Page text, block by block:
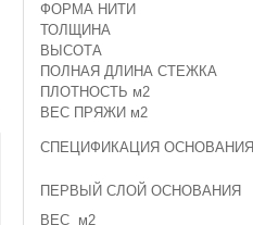
ФОРМА НИТИ
ТОЛЩИНА
ВЫСОТА
ПОЛНАЯ ДЛИНА СТЕЖКА
ПЛОТНОСТЬ м2
ВЕС ПРЯЖИ м2
СПЕЦИФИКАЦИЯ ОСНОВАНИЯ
ПЕРВЫЙ СЛОЙ ОСНОВАНИЯ
ВЕС м2